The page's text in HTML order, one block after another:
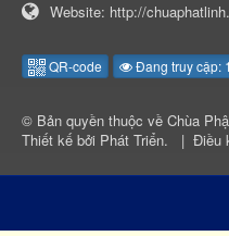
Website: http://
QR-code Đang truy cập:
© Bản quyền thuộc về Chùa
Thiết kế bởi Phát Triển. | Điều